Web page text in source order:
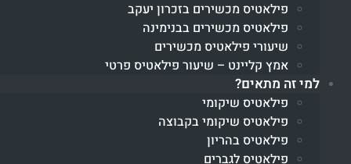
פילאטיס מכשירים בזכרון יעקב
פילאטיס מכשירים בבנימינה
שיעורי פילאטיס מכשירים
אמץ קליינט – שיעור פילאטיס פרטי
למי זה מתאים?
פילאטיס שיקומי
פילאטיס שיקומי בקבוצה
פילאטיס בהריון
פילאטיס לגברים